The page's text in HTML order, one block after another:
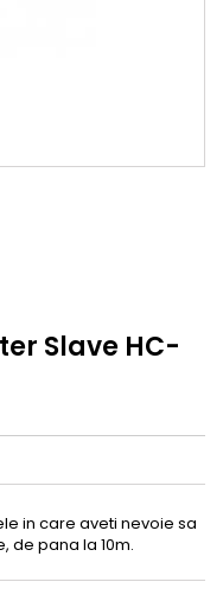
Slave HC-
in care aveti nevoie sa
de pana la 10m.